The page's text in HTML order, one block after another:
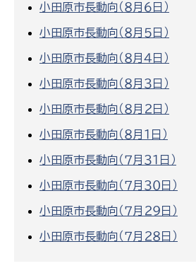
小田原市長動向（８月６日）
小田原市長動向（８月５日）
小田原市長動向（８月４日）
小田原市長動向（８月３日）
小田原市長動向（８月２日）
小田原市長動向（８月１日）
小田原市長動向（７月３１日）
小田原市長動向（７月３０日）
小田原市長動向（７月２９日）
小田原市長動向（７月２８日）